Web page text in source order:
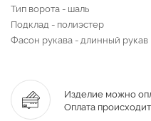
Тип ворота - шаль
Подклад - полиэстер
Фасон рукава - длинный рукав
Изделие можно
Оплата